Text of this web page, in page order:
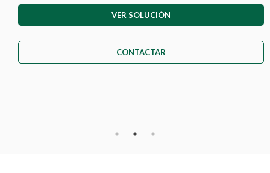
VER SOLUCIÓN
CONTACTAR